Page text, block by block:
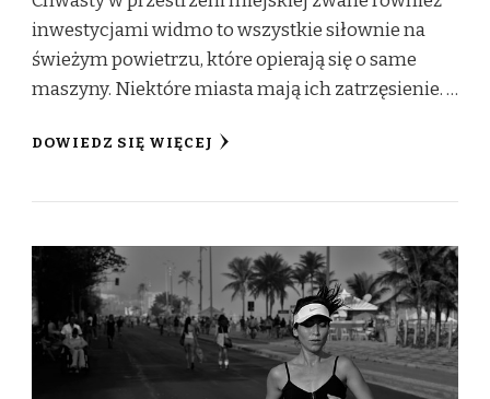
inwestycjami widmo to wszystkie siłownie na
świeżym powietrzu, które opierają się o same
maszyny. Niektóre miasta mają ich zatrzęsienie. …
DOWIEDZ SIĘ WIĘCEJ